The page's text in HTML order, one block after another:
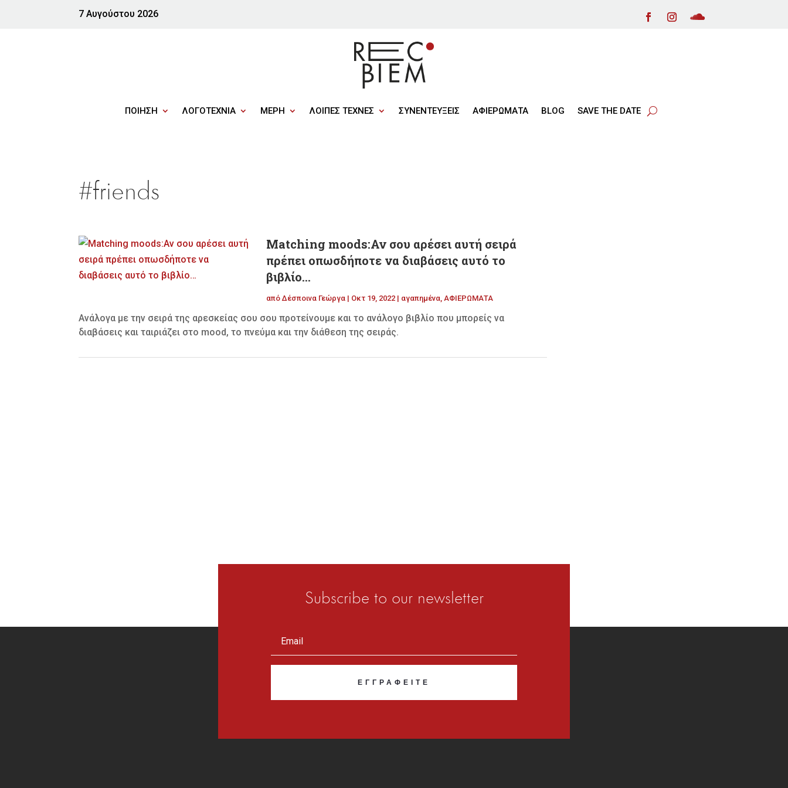
7 Αυγούστου 2026
ΠΟΙΗΣΗ ΛΟΓΟΤΕΧΝΙΑ ΜΕΡΗ ΛΟΙΠΕΣ ΤΕΧΝΕΣ ΣΥΝΕΝΤΕΥΞΕΙΣ ΑΦΙΕΡΩΜΑΤΑ BLOG SAVE THE DATE
#friends
Matching moods:Αν σου αρέσει αυτή σειρά
πρέπει οπωσδήποτε να διαβάσεις αυτό το
βιβλίο…
απόΔέσποινα Γεώργα | Οκτ 19, 2022 | αγαπημένα ΑΦΙΕΡΩΜΑΤΑ
Ανάλογα με την σειρά της αρεσκείας σου σου προτείνουμε και το ανάλογο βιβλίο που μπορείς να
διαβάσεις και ταιριάζει στο mood, το πνεύμα και την διάθεση της σειράς.
Subscribe to our newsletter
ΕΓΓΡΑΦΕΊΤΕ